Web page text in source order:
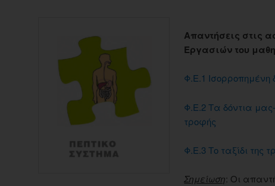
Απαντήσεις στις
Εργασιών του
Φ.Ε.1 Ισορροπημένη
Φ.Ε.2 Τα δόντια μας-
τροφής
Φ.Ε.3 Το ταξίδι της
Σημείωση: Οι